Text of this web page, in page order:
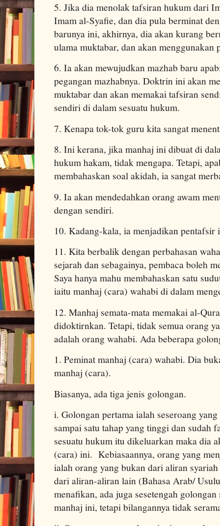
5. Jika dia menolak tafsiran hukum dari
Imam al-Syafie, dan dia pula berminat
barunya ini, akhirnya, dia akan kurang
ulama muktabar, dan akan menggunakan
6. Ia akan mewujudkan mazhab baru
pegangan mazhabnya. Doktrin ini akan
muktabar dan akan memakai tafsiran
sendiri di dalam sesuatu hukum.
7. Kenapa tok-tok guru kita sangat
8. Ini kerana, jika manhaj ini dibuat di
hukum hakam, tidak mengapa. Tetapi,
membahaskan soal akidah, ia sangat
9. Ia akan mendedahkan orang awam
dengan sendiri.
10. Kadang-kala, ia menjadikan
11. Kita berbalik dengan perbahasan
sejarah dan sebagainya, pembaca boleh
Saya hanya mahu membahaskan satu
iaitu manhaj (cara) wahabi di dalam
12. Manhaj semata-mata memakai al-
didoktirnkan. Tetapi, tidak semua orang
adalah orang wahabi. Ada beberapa
1. Peminat manhaj (cara) wahabi. Dia
manhaj (cara).
Biasanya, ada tiga jenis golongan.
i. Golongan pertama ialah seseroang
sampai satu tahap yang tinggi dan sudah
sesuatu hukum itu dikeluarkan maka dia
(cara) ini. Kebiasaannya, orang yang
ialah orang yang bukan dari aliran
dari aliran-aliran lain (Bahasa Arab/
menafikan, ada juga sesetengah
manhaj ini, tetapi bilangannya tidak